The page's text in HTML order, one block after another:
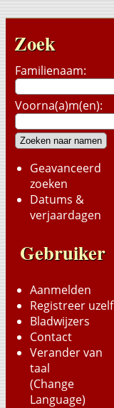
Zoek
Familienaam:
Voorna(a)m(en):
Geavanceerd
zoeken
Datums &
verjaardagen
Gebruiker
Aanmelden
Registreer uzelf
Bladwijzers
Contact
Verander van
taal
(Change
Language)